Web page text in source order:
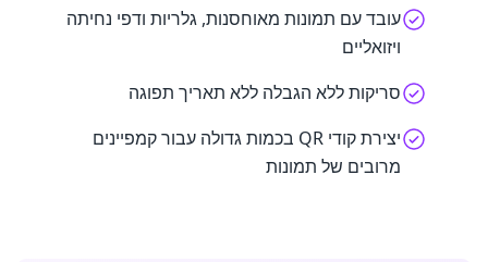
עובד עם תמונות מאוחסנות, גלריות ודפי נחיתה
ויזואליים
סריקות ללא הגבלה ללא תאריך תפוגה
יצירת קודי QR בכמות גדולה עבור קמפיינים
מרובים של תמונות